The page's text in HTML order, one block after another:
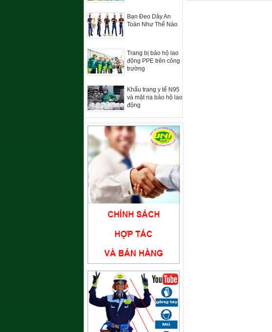
Bạn Đeo Dây An
Toàn Như Thế Nào
Trang bị bảo hộ lao
động PPE trên công
trường
Khẩu trang y tế N95
và mặt nạ bảo hộ lao
động